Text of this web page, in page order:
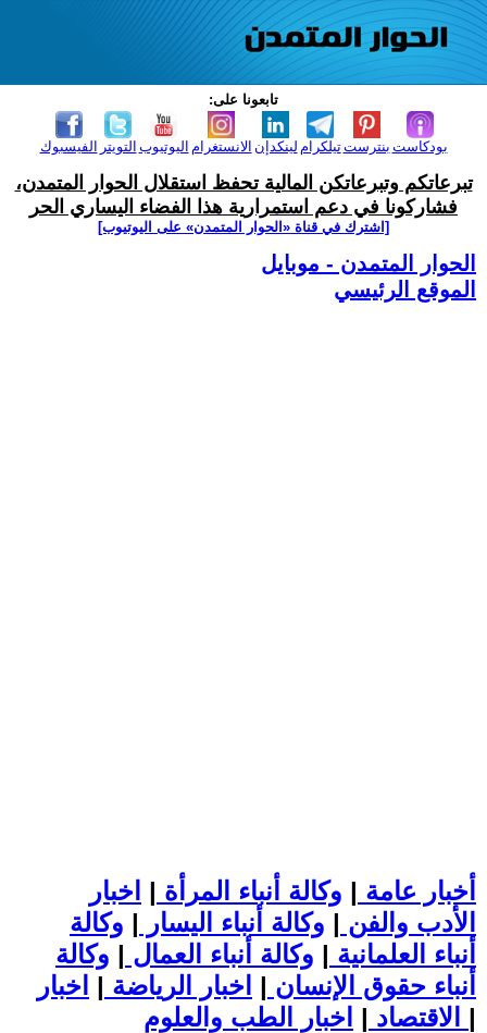
تابعونا على:
الفيسبوك التويتر اليوتيوب الانستغرام لينكدإن تيلكرامبنترست بودكاست
تبرعاتكم وتبرعاتكن المالية تحفظ استقلال الحوار المتمدن،
فشاركونا في دعم استمرارية هذا الفضاء اليساري الحر
[اشترك في قناة ‫«الحوار المتمدن» على اليوتيوب]
الحوار المتمدن - موبايل
الموقع الرئيسي
أخبار عامة | وكالة أنباء المرأة | اخبار
الأدب والفن | وكالة أنباء اليسار | وكالة
أنباء العلمانية | وكالة أنباء العمال | وكالة
أنباء حقوق الإنسان | اخبار الرياضة | اخبار
الاقتصاد | |